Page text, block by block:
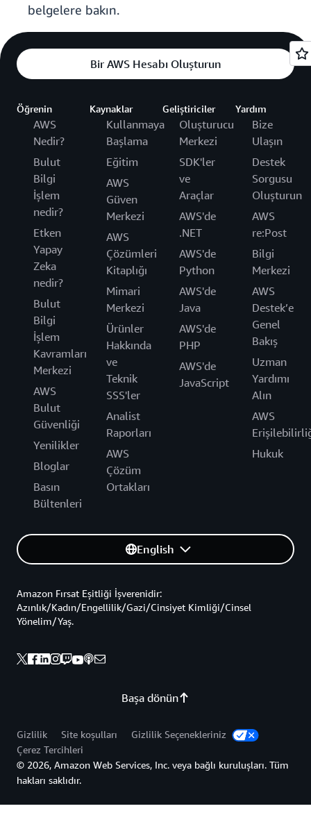
belgelere bakın.
Bir AWS Hesabı Oluşturun
Öğrenin
AWS
Nedir?
Bulut
Bilgi
İşlem
nedir?
Etken
Yapay
Zeka
nedir?
Bulut
Bilgi
İşlem
Kavramları
Merkezi
AWS
Bulut
Güvenliği
Yenilikler
Bloglar
Basın
Bültenleri
Kaynaklar
Kullanmaya
Başlama
Eğitim
AWS
Güven
Merkezi
AWS
Çözümleri
Kitaplığı
Mimari
Merkezi
Ürünler
Hakkında
ve
Teknik
SSS'ler
Analist
Raporları
AWS
Çözüm
Ortakları
Geliştiriciler
Oluşturucu
Merkezi
SDK'ler
ve
Araçlar
AWS'de
.NET
AWS'de
Python
AWS'de
Java
AWS'de
PHP
AWS'de
JavaScript
Yardım
Bize
Ulaşın
Destek
Sorgusu
Oluşturun
AWS
re:Post
Bilgi
Merkezi
AWS
Destek’e
Genel
Bakış
Uzman
Yardımı
Alın
AWS
Hukuk
English
Başa dönün
Amazon Fırsat Eşitliği İşverenidir:
Azınlık/Kadın/Engellilik/Gazi/Cinsiyet Kimliği/Cinsel
Yönelim/Yaş.
Gizlilik Site koşulları
Gizlilik Seçenekleriniz
Çerez Tercihleri
© 2026, Amazon Web Services, Inc. veya bağlı kuruluşları. Tüm
hakları saklıdır.